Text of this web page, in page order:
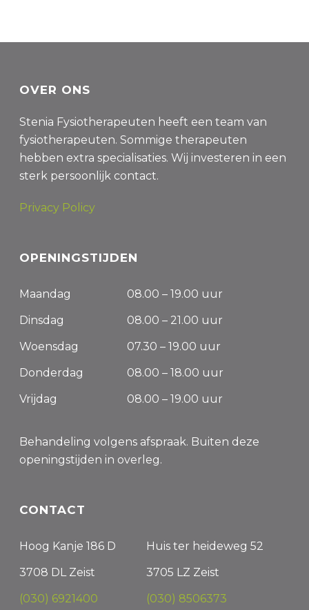
OVER ONS
Stenia Fysiotherapeuten heeft een team van
fysiotherapeuten. Sommige therapeuten
hebben extra specialisaties. Wij investeren in een
sterk persoonlijk contact.
Privacy Policy
OPENINGSTIJDEN
Maandag
08.00 – 19.00 uur
Dinsdag
08.00 – 21.00 uur
Woensdag
07.30 – 19.00 uur
Donderdag
08.00 – 18.00 uur
Vrijdag
08.00 – 19.00 uur
Behandeling volgens afspraak. Buiten deze
openingstijden in overleg.
CONTACT
Hoog Kanje 186 D
Huis ter heideweg 52
3708 DL Zeist
3705 LZ Zeist
(030) 6921400
(030) 8506373